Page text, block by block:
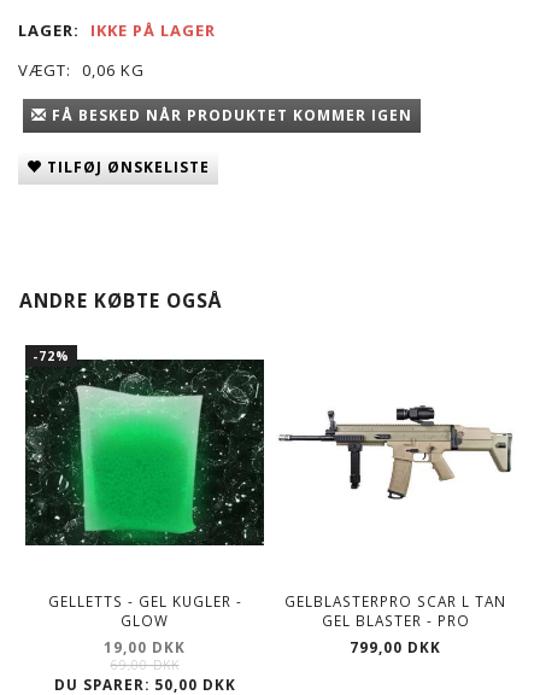
LAGER:
IKKE PÅ LAGER
VÆGT:
0,06 KG
FÅ BESKED NÅR PRODUKTET KOMMER IGEN
TILFØJ ØNSKELISTE
ANDRE KØBTE OGSÅ
-72%
GELLETTS - GEL KUGLER -
GLOW
19,00 DKK
69,00 DKK
DU SPARER: 50,00 DKK
GELBLASTERPRO SCAR L TAN
GEL BLASTER - PRO
799,00 DKK